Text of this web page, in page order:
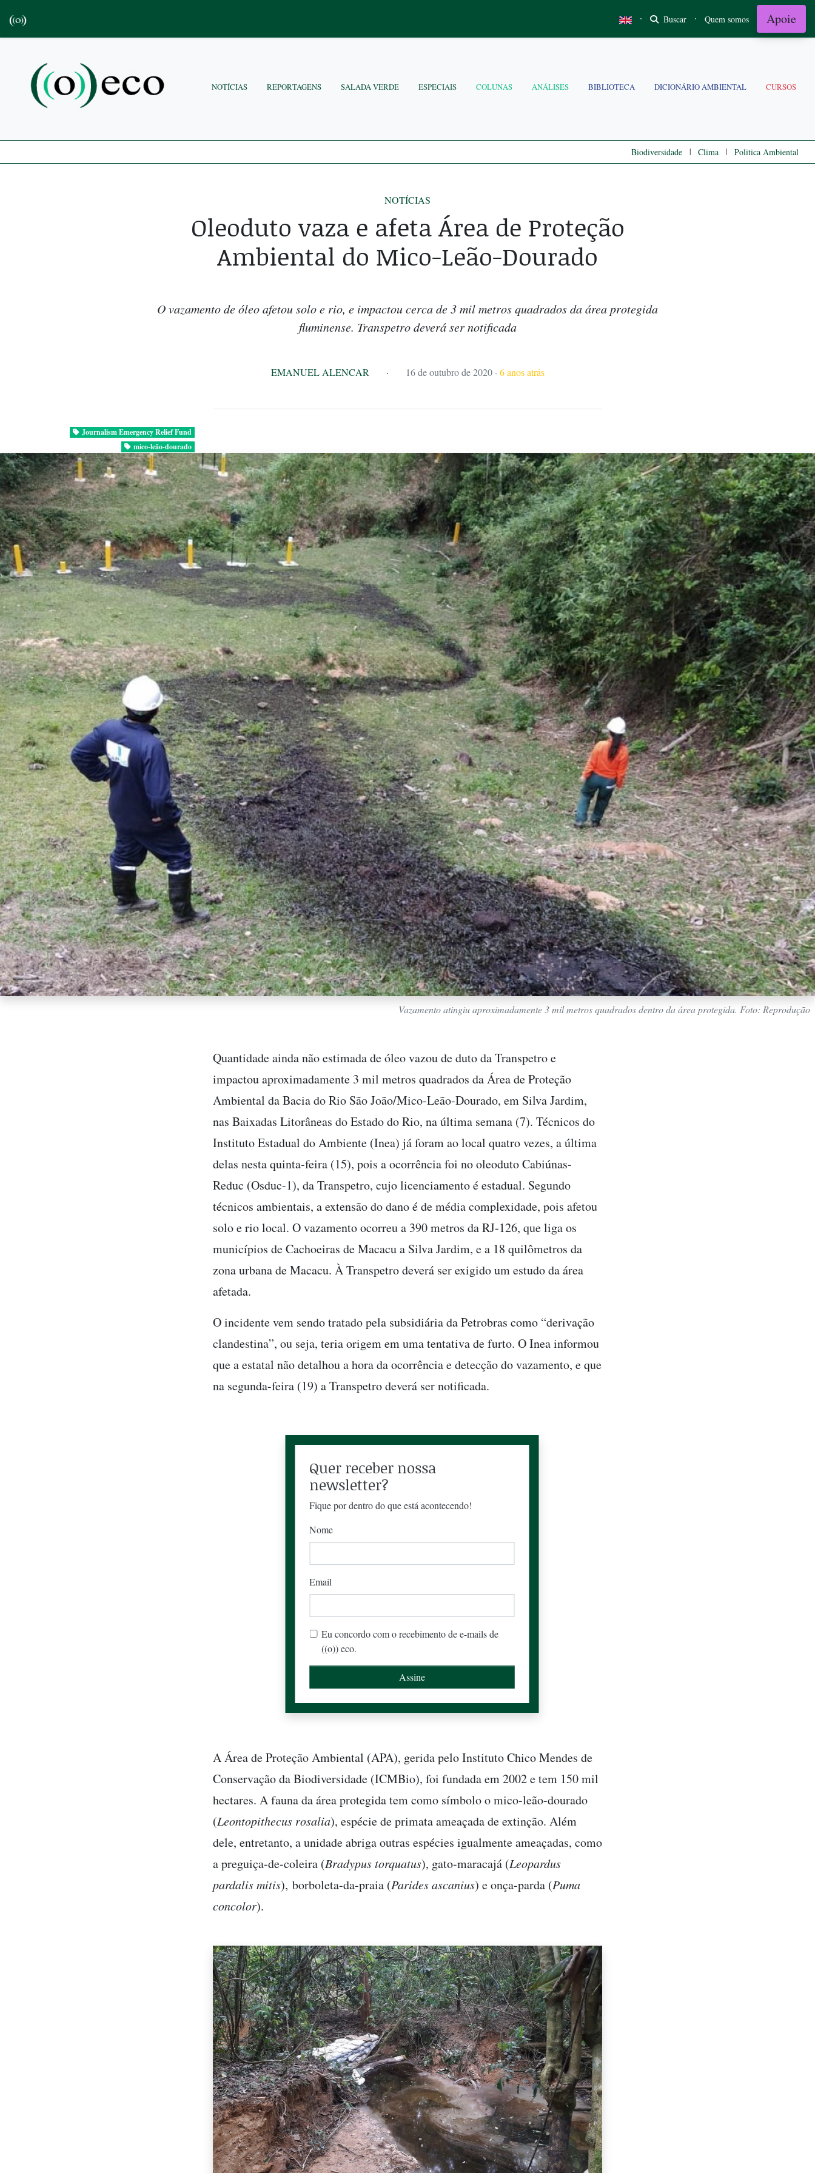
· Buscar · Quem somos Apoie
NOTÍCIAS REPORTAGENS SALADA VERDE ESPECIAIS COLUNAS ANÁLISES BIBLIOTECA DICIONÁRIO AMBIENTAL CURSOS
Biodiversidade | Clima | Politica Ambiental
NOTÍCIAS
Oleoduto vaza e afeta Área de Proteção
Ambiental do Mico-Leão-Dourado
O vazamento de óleo afetou solo e rio, e impactou cerca de 3 mil metros quadrados da área protegida
fluminense. Transpetro deverá ser notificada
EMANUEL ALENCAR · 16 de outubro de 2020 · 6 anos atrás
Journalism Emergency Relief Fund
mico-leão-dourado
rio de janeiro
vazamento
Vazamento atingiu aproximadamente 3 mil metros quadrados dentro da área protegida. Foto: Reprodução
Quantidade ainda não estimada de óleo vazou de duto da Transpetro e
impactou aproximadamente 3 mil metros quadrados da Área de Proteção
Ambiental da Bacia do Rio São João/Mico-Leão-Dourado, em Silva Jardim,
nas Baixadas Litorâneas do Estado do Rio, na última semana (7). Técnicos do
Instituto Estadual do Ambiente (Inea) já foram ao local quatro vezes, a última
delas nesta quinta-feira (15), pois a ocorrência foi no oleoduto Cabiúnas-
Reduc (Osduc-1), da Transpetro, cujo licenciamento é estadual. Segundo
técnicos ambientais, a extensão do dano é de média complexidade, pois afetou
solo e rio local. O vazamento ocorreu a 390 metros da RJ-126, que liga os
municípios de Cachoeiras de Macacu a Silva Jardim, e a 18 quilômetros da
zona urbana de Macacu. À Transpetro deverá ser exigido um estudo da área
afetada.
O incidente vem sendo tratado pela subsidiária da Petrobras como “derivação
clandestina”, ou seja, teria origem em uma tentativa de furto. O Inea informou
que a estatal não detalhou a hora da ocorrência e detecção do vazamento, e que
na segunda-feira (19) a Transpetro deverá ser notificada.
Quer receber nossa
newsletter?
Fique por dentro do que está acontecendo!
Nome
Email
Eu concordo com o recebimento de e-mails de
((o)) eco.
A Área de Proteção Ambiental (APA), gerida pelo Instituto Chico Mendes de
Conservação da Biodiversidade (ICMBio), foi fundada em 2002 e tem 150 mil
hectares. A fauna da área protegida tem como símbolo o mico-leão-dourado
(Leontopithecus rosalia), espécie de primata ameaçada de extinção. Além
dele, entretanto, a unidade abriga outras espécies igualmente ameaçadas, como
a preguiça-de-coleira (Bradypus torquatus), gato-maracajá (Leopardus
pardalis mitis), borboleta-da-praia (Parides ascanius) e onça-parda (Puma
concolor).